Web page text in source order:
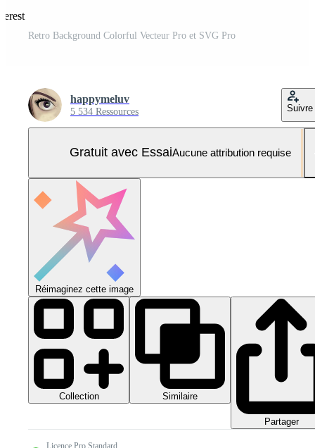
Retro Background Colorful Vecteur Pro et SVG Pro
happymeluv
5 534 Ressources Suivre
Gratuit avec EssaiAucune attribution requise
Réimaginez cette image
Collection Similaire
Partager